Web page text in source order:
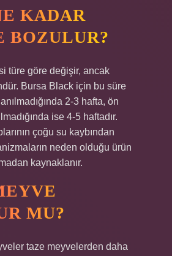
KADAR
BOZULUR?
türe göre değişir, ancak
Bursa Black için bu süre
2-3 hafta, ön
ise 4-5 haftadır.
çoğu su kaybından
neden olduğu ürün
kaynaklanır.
MU?
taze meyvelerden daha